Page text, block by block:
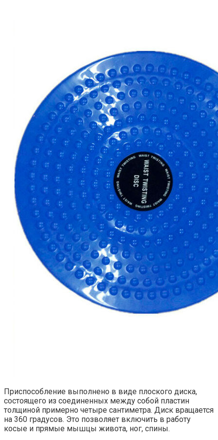
Приспособление выполнено в виде плоского диска,
состоящего из соединенных между собой пластин
толщиной примерно четыре сантиметра. Диск вращается
на 360 градусов. Это позволяет включить в работу
косые и прямые мышцы живота, ног, спины.